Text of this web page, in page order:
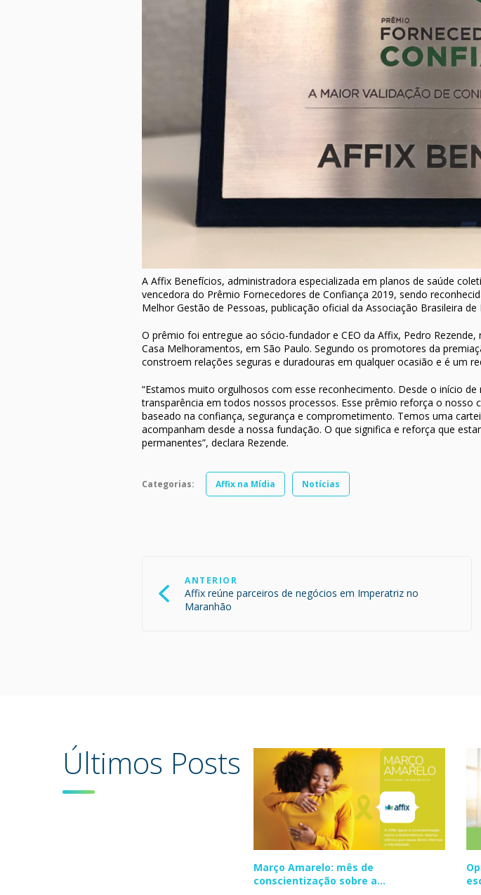
A Affix Benefícios, administradora especializada em planos de saúde
vencedora do Prêmio Fornecedores de Confiança 2019, sendo
Melhor Gestão de Pessoas, publicação oficial da Associação Brasileira
O prêmio foi entregue ao sócio-fundador e CEO da Affix, Pedro
Casa Melhoramentos, em São Paulo. Segundo os promotores da
constroem relações seguras e duradouras em qualquer ocasião e é um
“Estamos muito orgulhosos com esse reconhecimento. Desde o início
transparência em todos nossos processos. Esse prêmio reforça o
baseado na confiança, segurança e comprometimento. Temos uma
acompanham desde a nossa fundação. O que significa e reforça que
permanentes”, declara Rezende.
Categorias: Affix na Mídia Notícias
Post ANTERIOR
Affix reúne parceiros de negócios em Imperatriz no
Maranhão
Últimos Posts
Março Amarelo: mês de
conscientização sobre a